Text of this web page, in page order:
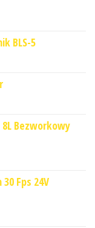
BLS-5
Bezworkowy
Fps 24V